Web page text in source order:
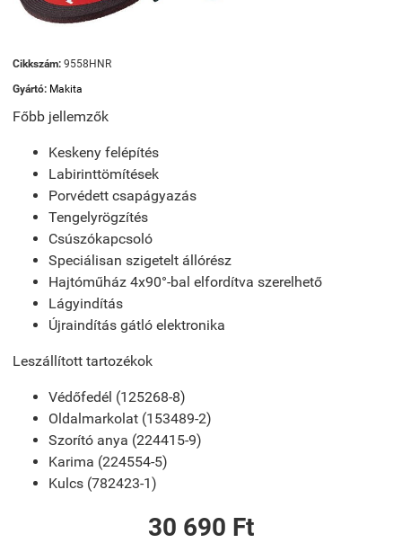
Cikkszám: 9558HNR
Gyártó: Makita
Főbb jellemzők
Keskeny felépítés
Labirinttömítések
Porvédett csapágyazás
Tengelyrögzítés
Csúszókapcsoló
Speciálisan szigetelt állórész
Hajtóműház 4x90°-bal elfordítva szerelhető
Lágyindítás
Újraindítás gátló elektronika
Leszállított tartozékok
Védőfedél (125268-8)
Oldalmarkolat (153489-2)
Szorító anya (224415-9)
Karima (224554-5)
Kulcs (782423-1)
30 690 Ft